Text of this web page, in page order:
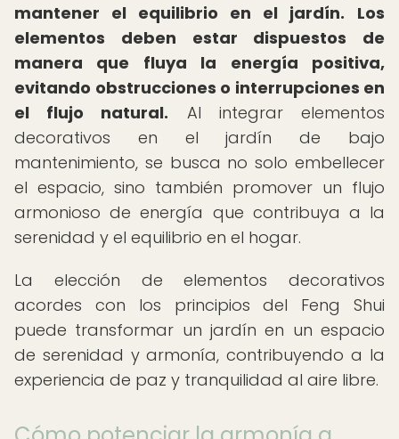
mantener el equilibrio en el jardín.
Los
elementos deben estar dispuestos de
manera que fluya la energía positiva,
evitando obstrucciones o interrupciones en
el flujo natural. Al integrar elementos
decorativos en el jardín de bajo
mantenimiento, se busca no solo embellecer
el espacio, sino también promover un flujo
armonioso de energía que contribuya a la
serenidad y el equilibrio en el hogar.
La elección de elementos decorativos
acordes con los principios del Feng Shui
puede transformar un jardín en un espacio
de serenidad y armonía, contribuyendo a la
experiencia de paz y tranquilidad al aire libre.